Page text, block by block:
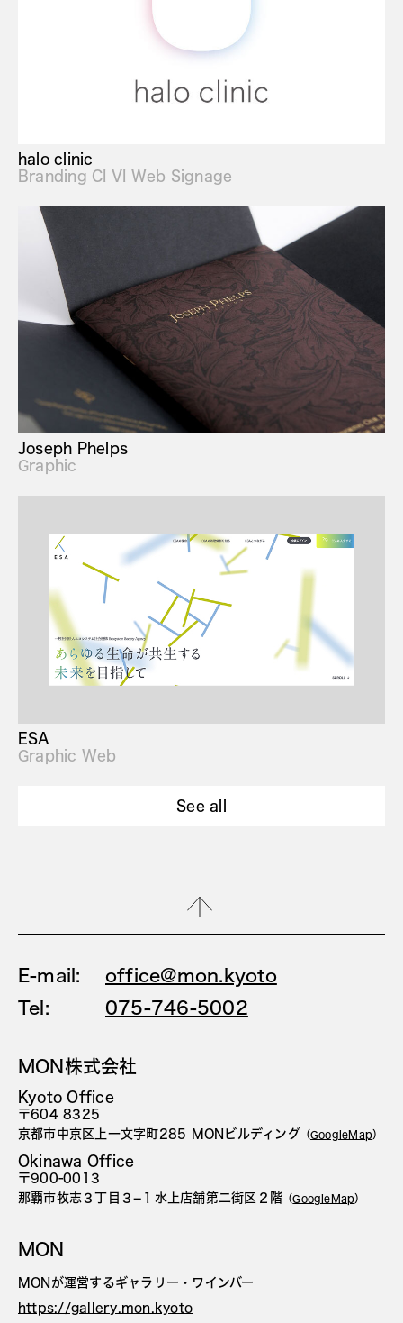
halo clinic
Branding CI VI Web Signage
Joseph Phelps
Graphic
ESA
Graphic Web
See all
E-mail:
office@mon.kyoto
Tel:
075-746-5002
MON株式会社
Kyoto Office
〒604 8325
京都市中京区上一文字町285 MONビルディング（GoogleMap）
Okinawa Office
〒900-0013
那覇市牧志３丁目３−１水上店舗第二街区２階 （GoogleMap）
MON
MONが運営するギャラリー・ワインバー
https://gallery.mon.kyoto